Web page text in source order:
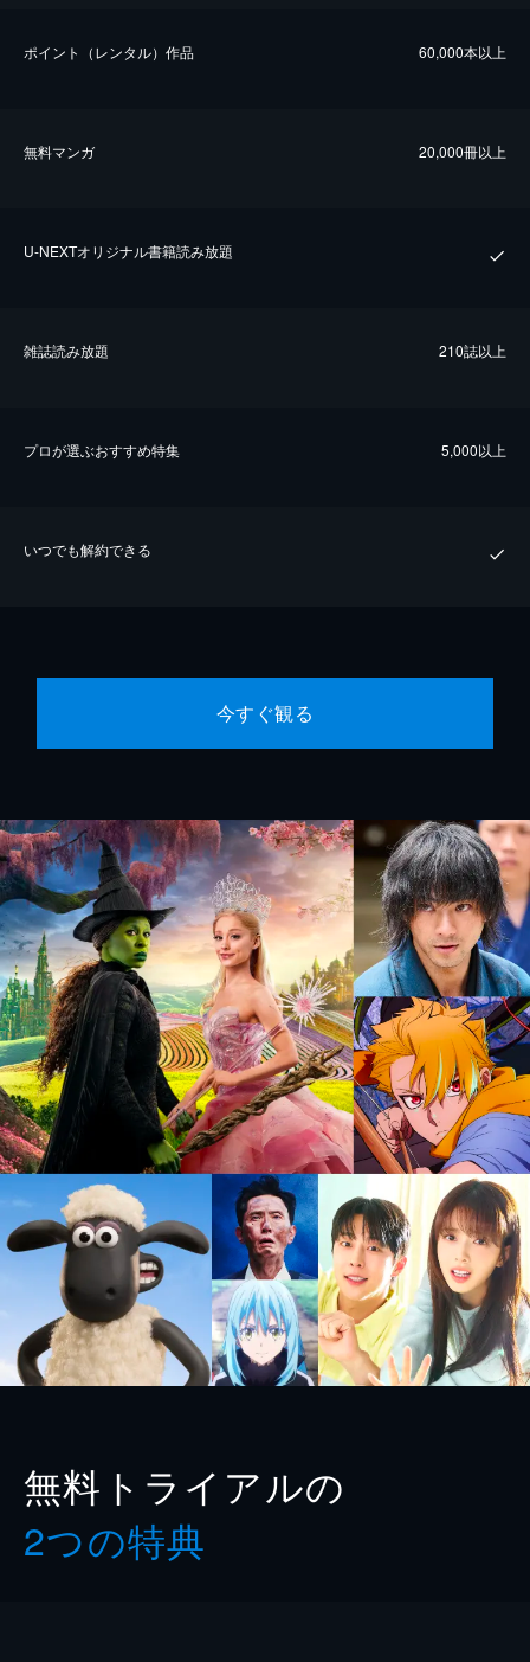
ポイント（レンタル）作品 60,000本以上
無料マンガ 20,000冊以上
U-NEXTオリジナル書籍読み放題
雑誌読み放題 210誌以上
プロが選ぶおすすめ特集 5,000以上
いつでも解約できる
今すぐ観る
無料トライアルの
2つの特典